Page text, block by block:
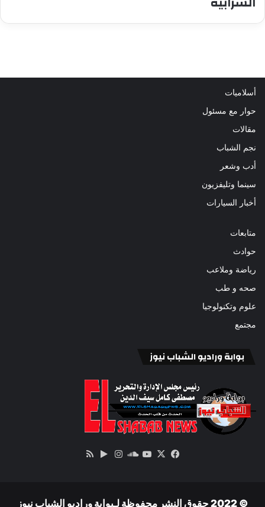
أسلاميات
حوار مع مسئول
مقالات
نجم الشباب
أدب وشعر
سينما وتليفزيون
أخبار السيارات
متابعات
حوادث
رياضة وملاعب
صحه و طب
علوم وتكنولوجيا
مجتمع
بوابة وراديو الشباب نيوز
فيسبوك
‫X
‫YouTube
ساوندانستقرام‏Google
© 2022 حقوق النشر محفوظة لـبوابة وراديو الشباب نيوز